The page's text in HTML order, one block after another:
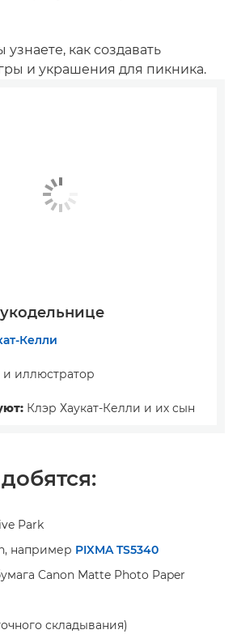
узнаете, как создавать
и украшения для пикника.
Келли
иллюстратор
Клэр Хаукат-Келли и их сын
Park
например PIXMA TS5340
Canon Matte Photo Paper
складывания)